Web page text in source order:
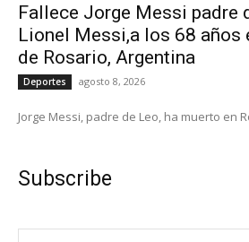
Fallece Jorge Messi padre
Lionel Messi,a los 68 años
de Rosario, Argentina
Deportes agosto 8, 2026
Jorge Messi, padre de Leo, ha muerto en
Subscribe